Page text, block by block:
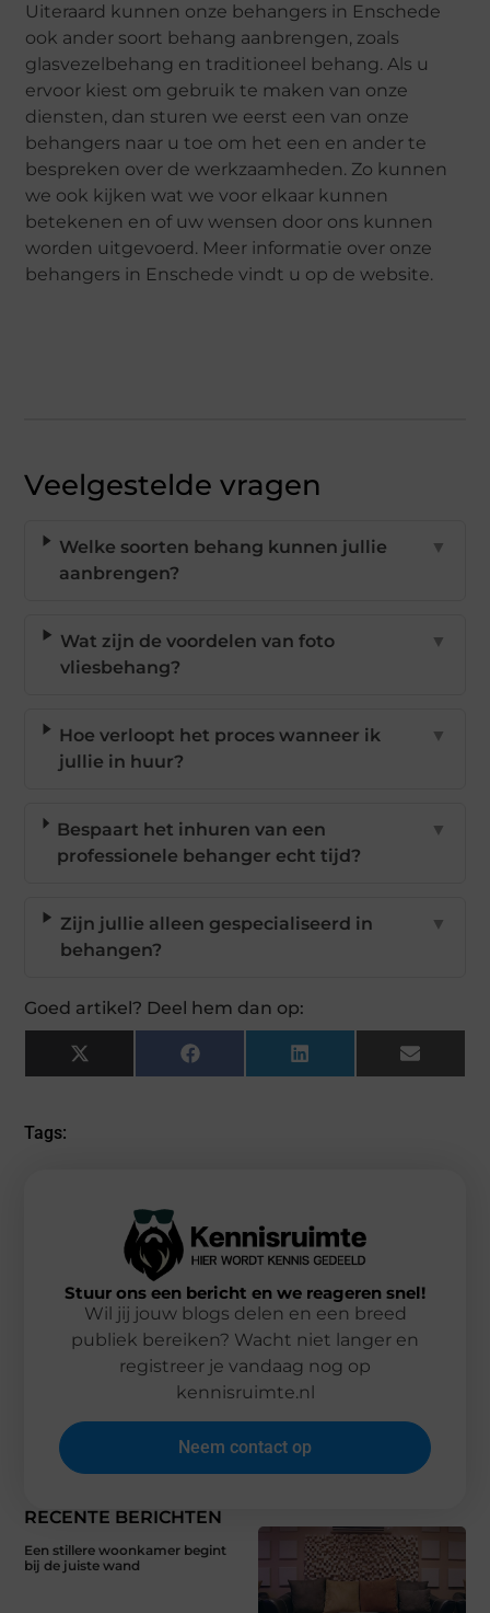
Uiteraard kunnen onze behangers in Enschede
ook ander soort behang aanbrengen, zoals
glasvezelbehang en traditioneel behang. Als u
ervoor kiest om gebruik te maken van onze
diensten, dan sturen we eerst een van onze
behangers naar u toe om het een en ander te
bespreken over de werkzaamheden. Zo kunnen
we ook kijken wat we voor elkaar kunnen
betekenen en of uw wensen door ons kunnen
worden uitgevoerd. Meer informatie over onze
behangers in Enschede vindt u op de website.
Veelgestelde vragen
Welke soorten behang kunnen jullie
aanbrengen?
▼
Wat zijn de voordelen van foto
vliesbehang?
▼
Hoe verloopt het proces wanneer ik
jullie in huur?
▼
Bespaart het inhuren van een
professionele behanger echt tijd?
▼
Zijn jullie alleen gespecialiseerd in
behangen?
▼
Goed artikel? Deel hem dan op:
X
(Twitter)
Facebook LinkedIn Email
Tags:
RECENTE BERICHTEN
Een stillere woonkamer begint
bij de juiste wand
Stuur ons een bericht en we reageren snel!
Wil jij jouw blogs delen en een breed
publiek bereiken? Wacht niet langer en
registreer je vandaag nog op
kennisruimte.nl
Neem contact op